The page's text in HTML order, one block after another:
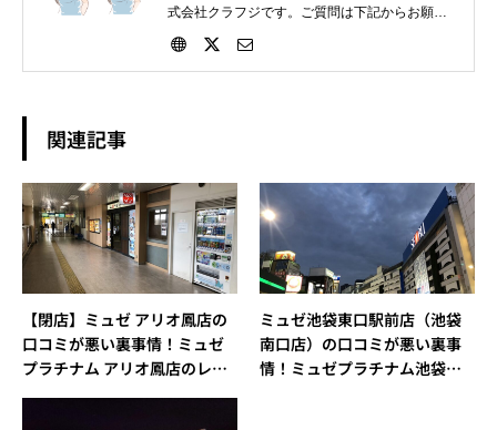
式会社クラフジです。ご質問は下記からお願い
します。
関連記事
【閉店】ミュゼ アリオ鳳店の
口コミが悪い裏事情！ミュゼ
プラチナム アリオ鳳店のレビ
ミュゼ池袋東口駅前店（池袋
南口店）の口コミが悪い裏事
情！ミュゼプラチナム池袋東